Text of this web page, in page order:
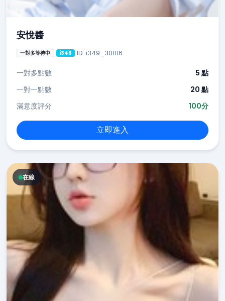
安悅醬
一對多等待中 i349 ID: i349_301116
一對多點數
5 點
一對一點數
20 點
滿意度評分
100分
立即進入
在線